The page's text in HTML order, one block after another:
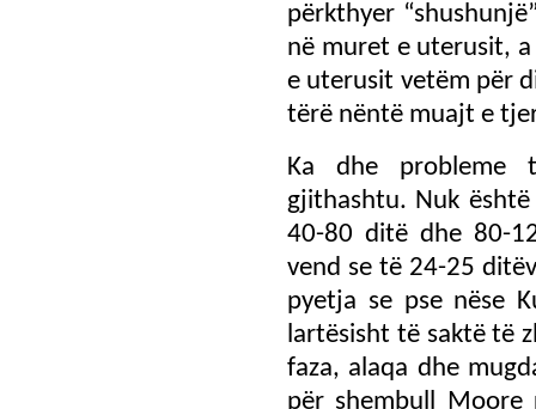
përkthyer
në muret e uterusit,
e uterusit vetëm për
tërë nëntë muajt e
Ka dhe probleme
gjithashtu. Nuk
40-80 ditë dhe 80-
vend se të 24-25
pyetja se pse nëse
lartësisht të saktë të
faza, alaqa dhe
për shembull